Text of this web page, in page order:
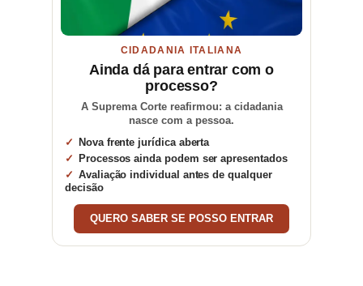
CIDADANIA ITALIANA
Ainda dá para entrar com o
processo?
A Suprema Corte reafirmou: a cidadania
nasce com a pessoa.
Nova frente jurídica aberta
Processos ainda podem ser apresentados
Avaliação individual antes de qualquer
decisão
QUERO SABER SE POSSO ENTRAR